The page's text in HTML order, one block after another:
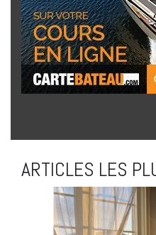
ARTICLES LES